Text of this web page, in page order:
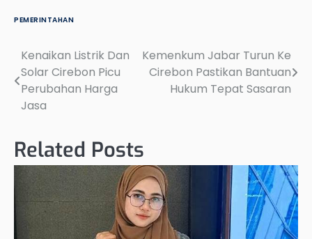
PEMERINTAHAN
Post
navigation
Kenaikan Listrik Dan
Solar Cirebon Picu
Perubahan Harga
Jasa
Kemenkum Jabar Turun Ke
Cirebon Pastikan Bantuan
Hukum Tepat Sasaran
Related Posts